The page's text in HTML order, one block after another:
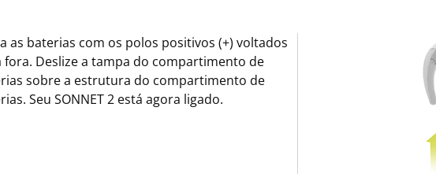
as baterias com os polos positivos (+) voltados
fora. Deslize a tampa do compartimento de
sobre a estrutura do compartimento de
Seu SONNET 2 está agora ligado.